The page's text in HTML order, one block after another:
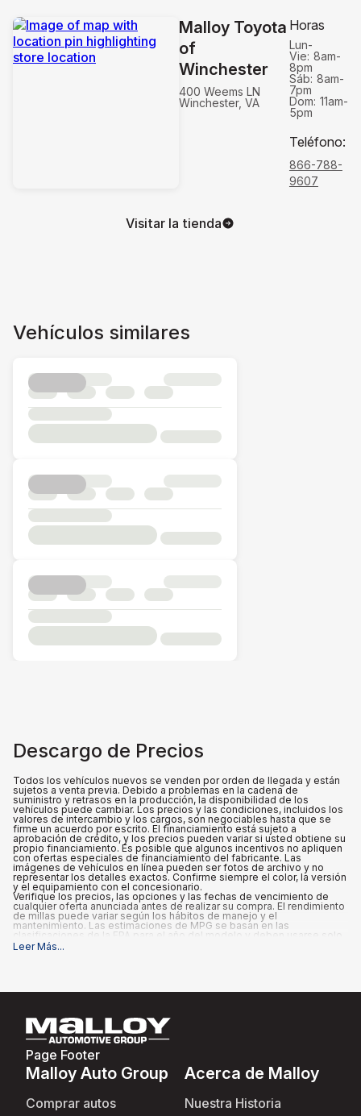
Malloy Toyota
of
Winchester
400 Weems LN
Winchester, VA
Horas
Lun-
Vie: 8am-
8pm
Sáb: 8am-
7pm
Dom: 11am-
5pm
Teléfono:
866-788-
9607
Visitar la tienda
Vehículos similares
Descargo de Precios
Todos los vehículos nuevos se venden por orden de llegada y están
sujetos a venta previa. Debido a problemas en la cadena de
suministro y retrasos en la producción, la disponibilidad de los
vehículos puede cambiar. Los precios y las condiciones, incluidos los
valores de intercambio y los cargos, son negociables hasta que se
firme un acuerdo por escrito. El financiamiento está sujeto a
aprobación de crédito, y los precios pueden variar si usted obtiene su
propio financiamiento. Es posible que algunos incentivos no apliquen
con ofertas especiales de financiamiento del fabricante. Las
imágenes de vehículos en línea pueden ser fotos de archivo y no
representar los detalles exactos. Confirme siempre el color, la versión
y el equipamiento con el concesionario.
Verifique los precios, las opciones y las fechas de vencimiento de
cualquier oferta anunciada antes de realizar su compra. El rendimiento
de millas puede variar según los hábitos de manejo y el
mantenimiento. Las estimaciones de MPG se basan en las
clasificaciones de la EPA para el año del modelo y deben usarse solo
para fines de comparación.
los que califican todos los consumidores. Pueden existir reembolsos
o incentivos adicionales según la elegibilidad. Estos incentivos y
precios están sujetos a cambios según los programas del fabricante.
Qué no está incluido:
Todos los precios anunciados EXCLUYEN el equipo opcional
seleccionado por el comprador, así como los impuestos estatales y
locales, placas, registro y tarifas de título.
Leer Más...
Page Footer
Malloy Auto Group
Comprar autos
Acerca de Malloy
Nuestra Historia